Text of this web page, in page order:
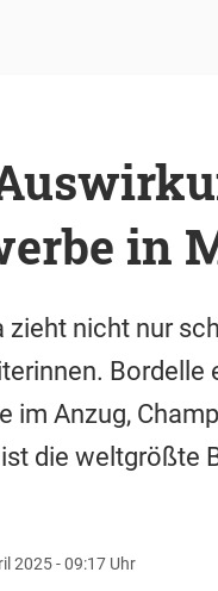
in
zieht nicht nur
im Anzug,
die weltgrößte
2025 - 09:17 Uhr